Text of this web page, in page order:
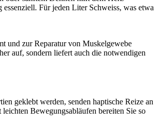
Für jeden Liter Schweiss, was etwa
und zur Reparatur von Muskelgewebe
auf, sondern liefert auch die notwendigen
geklebt werden, senden haptische Reize an
Bewegungsabläufen bereiten Sie so